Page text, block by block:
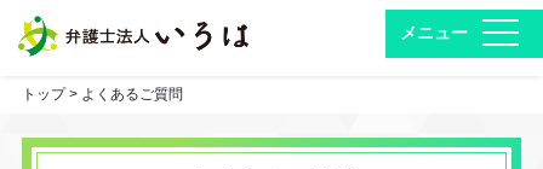
トップ> よくあるご質問